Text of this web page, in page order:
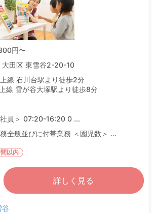
円〜
大田区 東雪谷2-20-10
線 石川台駅より徒歩2分
線 雪が谷大塚駅より徒歩8分
社員＞ 07:20-16:20 0 ...
全般並びに付帯業務 ＜園児数＞ ...
以内
詳しく見る
谷